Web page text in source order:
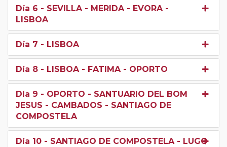
Día 6 - SEVILLA - MERIDA - EVORA -
LISBOA
Día 7 - LISBOA
Día 8 - LISBOA - FATIMA - OPORTO
Día 9 - OPORTO - SANTUARIO DEL BOM
JESUS - CAMBADOS - SANTIAGO DE
COMPOSTELA
Día 10 - SANTIAGO DE COMPOSTELA - LUGO